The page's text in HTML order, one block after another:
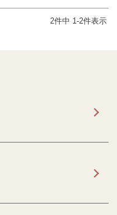
2件中 1-2件表示